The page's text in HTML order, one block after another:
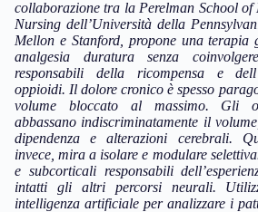
collaborazione tra la Perelman School of
Nursing dell’Università della
Mellon e Stanford, propone una terapia
analgesia duratura senza
responsabili della ricompensa e
oppioidi. Il dolore cronico è spesso
volume bloccato al massimo. Gli
abbassano indiscriminatamente il
dipendenza e alterazioni cerebrali.
invece, mira a isolare e modulare
e subcorticali responsabili
intatti gli altri percorsi neurali.
intelligenza artificiale per analizzare i